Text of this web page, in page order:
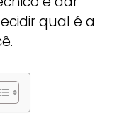
qual é a